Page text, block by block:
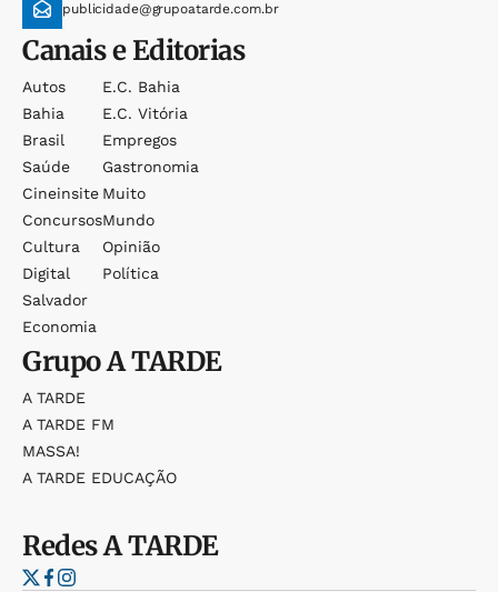
publicidade@grupoatarde.com.br
Canais e Editorias
Autos
Bahia
Brasil
Saúde
Cineinsite
Concursos
Cultura
Digital
Salvador
Economia
E.c. Bahia
E.c. Vitória
Empregos
Gastronomia
Muito
Mundo
Opinião
Política
GrupoA TARDE
A TARDE
A TARDE FM
MASSA!
A TARDE EDUCAÇÃO
RedesA TARDE